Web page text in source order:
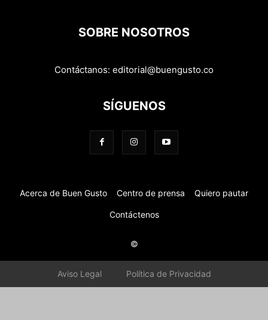
SOBRE NOSOTROS
Contáctanos: editorial@buengusto.co
SÍGUENOS
Acerca de Buen Gusto Centro de prensa Quiero pautar
Contáctenos
©
Aviso Legal Política de Privacidad